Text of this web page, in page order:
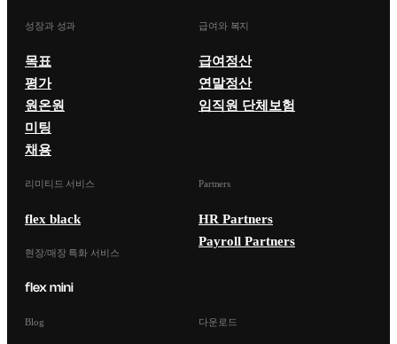
성장과 성과
목표
평가
원온원
미팅
채용
급여와 복지
급여정산
연말정산
임직원 단체보험
리미티드 서비스
flex black
현장/매장 특화 서비스
Partners
HR Partners
Payroll Partners
Blog 다운로드